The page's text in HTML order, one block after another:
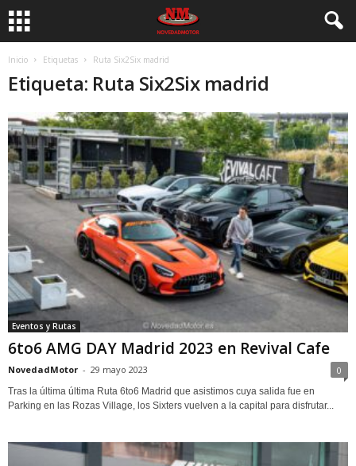
Inicio Etiquetas Ruta Six2Six madrid
Etiqueta: Ruta Six2Six madrid
Eventos y Rutas
6to6 AMG DAY Madrid 2023 en Revival Cafe
NovedadMotor - 29 mayo 2023 0
Tras la última última Ruta 6to6 Madrid que asistimos cuya salida fue en
Parking en las Rozas Village, los Sixters vuelven a la capital para disfrutar...